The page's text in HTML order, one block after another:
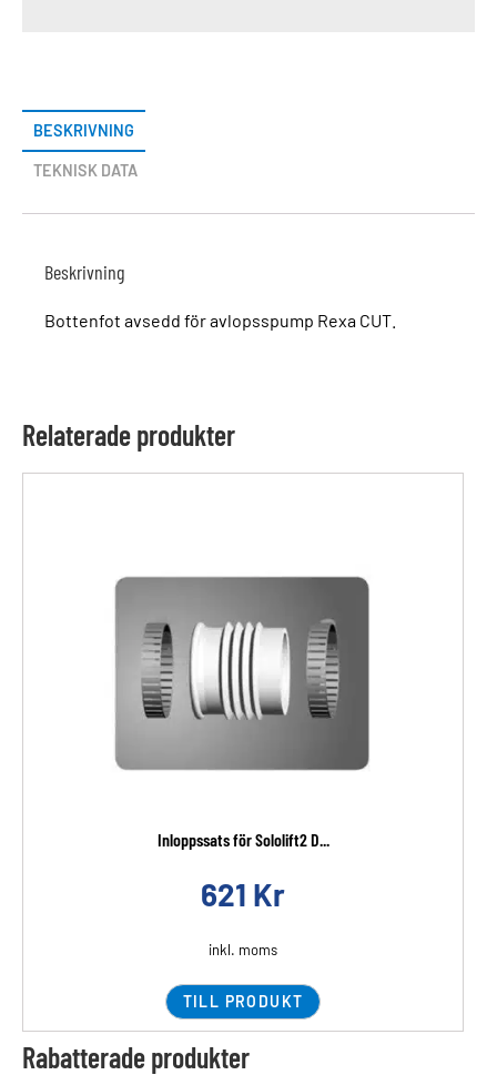
BESKRIVNING
TEKNISK DATA
Beskrivning
Bottenfot avsedd för avlopsspump Rexa CUT.
Relaterade produkter
Inloppssats för Sololift2 D...
621 Kr
inkl. moms
TILL PRODUKT
Rabatterade produkter